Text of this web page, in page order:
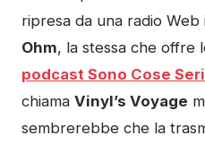
ripresa da una radio
Ohm, la stessa che offre
podcast Sono Cose
chiama Vinyl’s Voyage
sembrerebbe che la